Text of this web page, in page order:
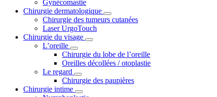
Gynécomastie
Chirurgie dermatologique
Chirurgie des tumeurs cutanées
Laser UrgoTouch
Chirurgie du visage
L’oreille
Chirurgie du lobe de l’oreille
Oreilles décollées / otoplastie
Le regard
Chirurgie des paupières
Chirurgie intime